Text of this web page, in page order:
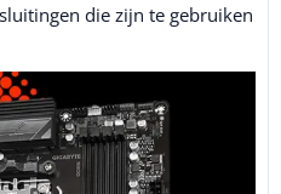
die zijn te gebruiken